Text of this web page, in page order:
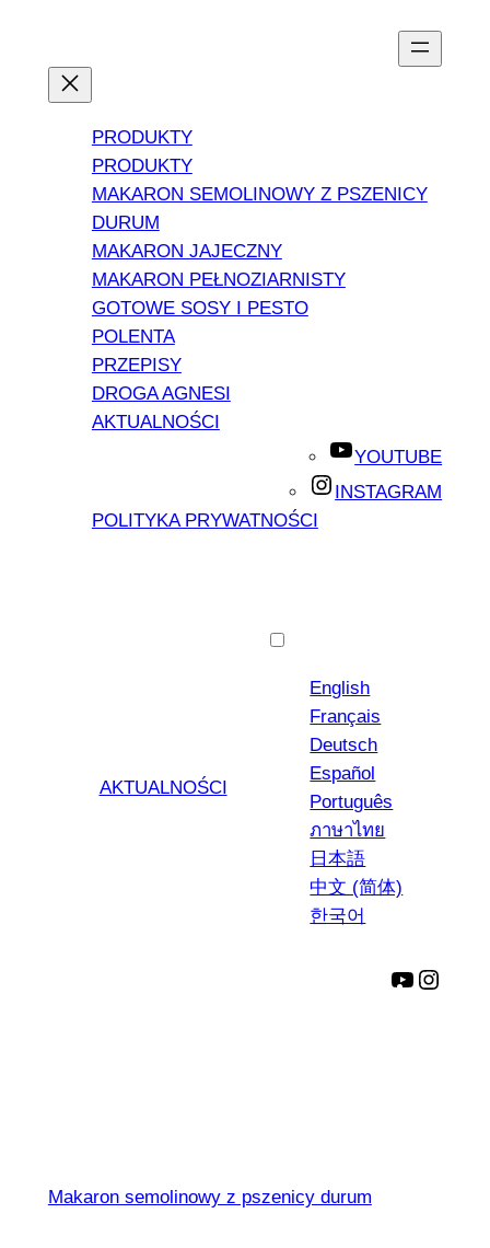
PRODUKTY
PRODUKTY
MAKARON SEMOLINOWY Z PSZENICY
DURUM
MAKARON JAJECZNY
MAKARON PEŁNOZIARNISTY
GOTOWE SOSY I PESTO
POLENTA
PRZEPISY
DROGA AGNESI
AKTUALNOŚCI
YOUTUBE
INSTAGRAM
POLITYKA PRYWATNOŚCI
AKTUALNOŚCI
English
Français
Deutsch
Español
Português
ภาษาไทย
日本語
中文 (简体)
한국어
YouTube
Makaron semolinowy z pszenicy durum